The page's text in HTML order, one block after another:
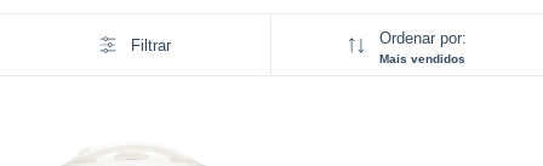
Filtrar Ordenar por:
Mais vendidos